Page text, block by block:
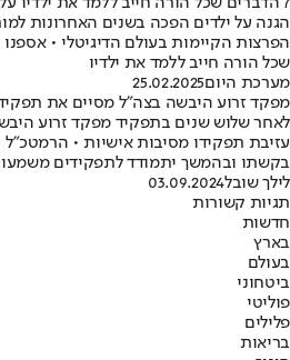
הגנה על ילדים הפכה בשנים האחרונות
הפרצות הקיימות בעולם הדיגיטלי •
שכל הורה חייב ללמד את ילדיו
מערכת היום25.02.2025
מפקד זרוע היבשה בצה"ל מסיים את
לאחר שלוש שנים בתפקיד מפקד זרוע
עזיבת תפקידו מסיבות אישיות •
בקשתו ובהמשך יתמודד לתפקידים
לילך שובל03.09.2024
תגיות קשורות
חדשות
בארץ
בעולם
ביטחוני
פוליטי
פלילים
בריאות